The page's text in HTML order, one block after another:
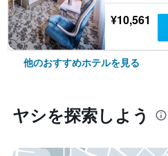
¥10,561
他のおすすめホテルを見る
ヤシ​を探索しよう